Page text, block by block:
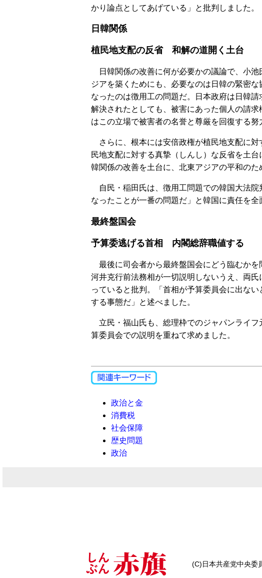
かり論点としてあげている」と批判しました。
日韓関係
植民地支配の反省 和解の道開く土台
日韓関係の改善に何が必要かの議論で、小池
ジアを築くためにも、必要なのは日韓の緊密
なったのは徴用工の問題だ。日本政府は日韓
解決されたとしても、被害にあった個人の請
はこの立場で被害者の名誉と尊厳を回復する努
さらに、根本には安倍政権が植民地支配に対
民地支配に対する真摯（しんし）な反省を土
韓関係の改善を土台に、北東アジアの平和のた
自民・稲田氏は、徴用工問題での韓国大法院
なったことが一番の問題だ」と韓国に責任を全
最終盤国会
予算委逃げる首相 内閣総辞職値する
最後に司会者から最終盤国会にどう臨むかを
河井克行前法務相が一切説明しないうえ、両
っていると批判。「首相が予算委員会に出な
する事態だ」と述べました。
立民・福山氏も、総理枠でのジャパンライ
算委員会での説明を重ねて求めました。
政治と金
消費税
社会保障
歴史問題
政治
(C)日本共産党中央委